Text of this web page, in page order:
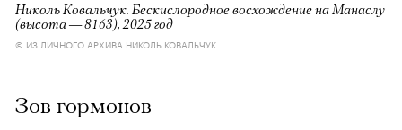
Николь Ковальчук. Бескислородное восхождение на Манаслу
(высота — 8163), 2025 год
© ИЗ ЛИЧНОГО АРХИВА НИКОЛЬ КОВАЛЬЧУК
Зов гормонов